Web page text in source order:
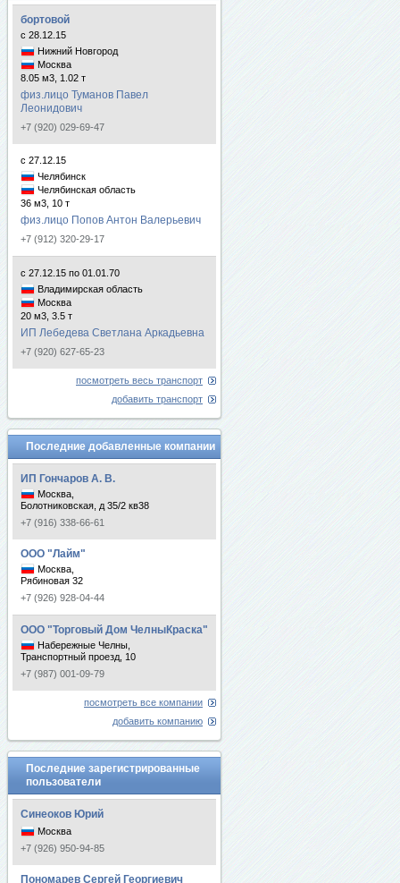
бортовой
с 28.12.15
Нижний Новгород
Москва
8.05 м3, 1.02 т
физ.лицо Туманов Павел
Леонидович
+7 (920) 029-69-47
с 27.12.15
Челябинск
Челябинская область
36 м3, 10 т
физ.лицо Попов Антон Валерьевич
+7 (912) 320-29-17
с 27.12.15 по 01.01.70
Владимирская область
Москва
20 м3, 3.5 т
ИП Лебедева Светлана Аркадьевна
+7 (920) 627-65-23
посмотреть весь транспорт
добавить транспорт
Последние добавленные компании
ИП Гончаров А. В.
Москва,
Болотниковская, д 35/2 кв38
+7 (916) 338-66-61
ООО "Лайм"
Москва,
Рябиновая 32
+7 (926) 928-04-44
ООО "Торговый Дом ЧелныКраска"
Набережные Челны,
Транспортный проезд, 10
+7 (987) 001-09-79
посмотреть все компании
добавить компанию
Последние зарегистрированные
пользователи
Синеоков Юрий
Москва
+7 (926) 950-94-85
Пономарев Сергей Георгиевич